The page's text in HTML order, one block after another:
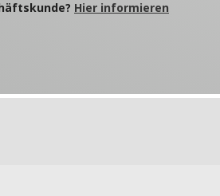
Hier informieren